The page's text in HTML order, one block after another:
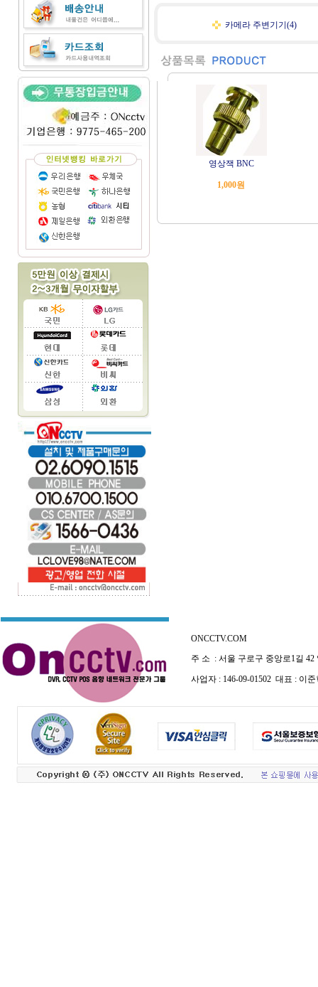
카메라 주변기기(4)
영상잭 BNC
1,000원
ONCCTV.COM
주 소 : 서울 구로구 중앙로1길 42
사업자 : 146-09-01502 대표 : 이